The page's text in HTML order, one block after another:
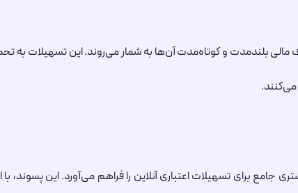
مالی بلندمدت و کوتاه‌مدت آن‌ها به شمار می‌روند. این تسهیلات
می‌کنند.
جامع برای تسهیلات اعتباری آنلاین را فراهم می‌آورد. این